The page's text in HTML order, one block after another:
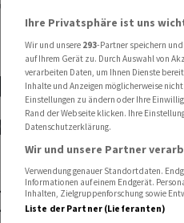
Produktionsnetz um -
um -
Ihre Privatsphäre ist uns
Wir und unsere 293-Partner speichern
auf Ihrem Gerät zu. Durch Auswahl von
verarbeiten Daten, um Ihnen Dienste
Inhalte und Anzeigen möglicherweise
Einstellungen zu ändern oder Ihre
Rand der Webseite klicken. Ihre
Datenschutzerklärung.
Wir und unsere Partner
Verwendung genauer Standortdaten.
Informationen auf einem Endgerät.
Inhalten, Zielgruppenforschung sowie
Liste der Partner (Lieferanten)